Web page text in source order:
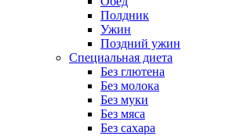
Полдник
Ужин
Поздний ужин
Специальная диета
Без глютена
Без молока
Без муки
Без мяса
Без сахара